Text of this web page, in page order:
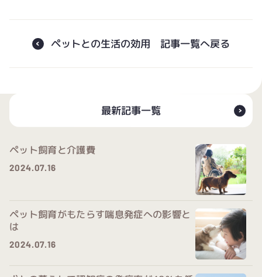
最新記事一覧
ペット飼育と介護費
2024.07.16
/home/xs
072876/
petfood.o
r.jp/publi
c_html/w
ペット飼育がもたらす喘息発症への影響と
は
2024.07.16
/home/xs
ペットとの生活の効用 記事一覧へ戻る